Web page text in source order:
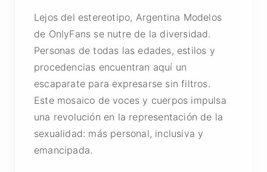
Lejos del estereotipo, Argentina Modelos
de OnlyFans se nutre de la diversidad.
Personas de todas las edades, estilos y
procedencias encuentran aquí un
escaparate para expresarse sin filtros.
Este mosaico de voces y cuerpos impulsa
una revolución en la representación de la
sexualidad: más personal, inclusiva y
emancipada.